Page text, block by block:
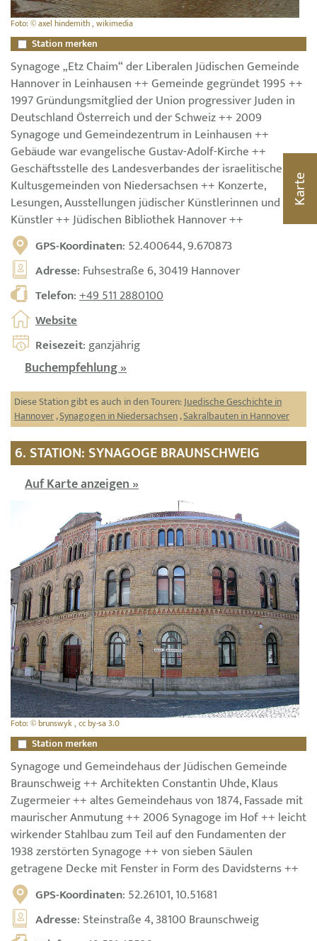
Foto: © axel hindemith , wikimedia
Station merken
Synagoge „Etz Chaim“ der Liberalen Jüdischen Gemeinde
Hannover in Leinhausen ++ Gemeinde gegründet 1995 ++
1997 Gründungsmitglied der Union progressiver Juden in
Deutschland Österreich und der Schweiz ++ 2009
Synagoge und Gemeindezentrum in Leinhausen ++
Gebäude war evangelische Gustav-Adolf-Kirche ++
Geschäftsstelle des Landesverbandes der israelitischen
Kultusgemeinden von Niedersachsen ++ Konzerte,
Lesungen, Ausstellungen jüdischer Künstlerinnen und
Künstler ++ Jüdischen Bibliothek Hannover ++
GPS-Koordinaten: 52.400644, 9.670873
Adresse: Fuhsestraße 6, 30419 Hannover
Telefon:+49 511 2880100
Website
Reisezeit: ganzjährig
Buchempfehlung »
Diese Station gibt es auch in den Touren:Juedische Geschichte in
Hannover,Synagogen in Niedersachsen,Sakralbauten in Hannover
6. STATION: SYNAGOGE BRAUNSCHWEIG
Auf Karte anzeigen »
Foto: © brunswyk , cc by-sa 3.0
Station merken
Synagoge und Gemeindehaus der Jüdischen Gemeinde
Braunschweig ++ Architekten Constantin Uhde, Klaus
Zugermeier ++ altes Gemeindehaus von 1874, Fassade mit
maurischer Anmutung ++ 2006 Synagoge im Hof ++ leicht
wirkender Stahlbau zum Teil auf den Fundamenten der
1938 zerstörten Synagoge ++ von sieben Säulen
getragene Decke mit Fenster in Form des Davidsterns ++
GPS-Koordinaten: 52.26101, 10.51681
Adresse: Steinstraße 4, 38100 Braunschweig
Karte